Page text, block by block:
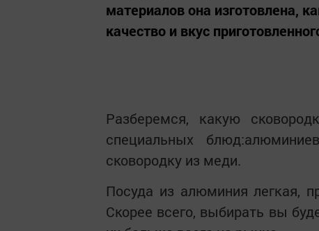
материалов она изготовлена,
качество и вкус
Разберемся, какую
специальных
сковородку из меди.
Посуда из алюминия легкая,
Скорее всего, выбирать вы